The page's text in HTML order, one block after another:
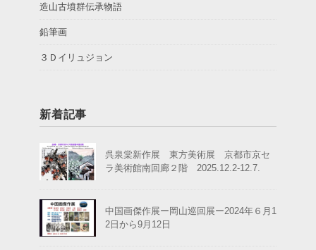
造山古墳群伝承物語
鉛筆画
３Ｄイリュジョン
新着記事
呉泉棠新作展 東方美術展 京都市京セ
ラ美術館南回廊２階 2025.12.2-12.7.
中国画傑作展ー岡山巡回展ー2024年６月1
2日から9月12日